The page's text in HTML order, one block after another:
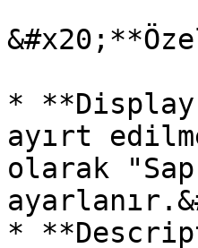
*
ayırt
olarak "Sap
*